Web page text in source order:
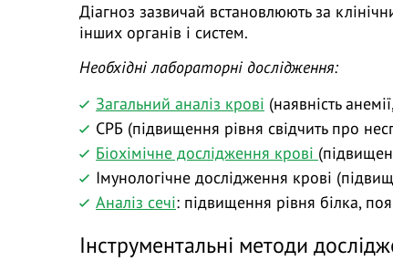
Діагноз зазвичай встановлюють за
інших органів і систем.
Необхідні лабораторні дослідження:
Загальний аналіз крові (наявність
СРБ (підвищення рівня свідчить про
Біохімічне дослідження крові
Імунологічне дослідження крові
Аналіз сечі: підвищення рівня білка,
Інструментальні методи